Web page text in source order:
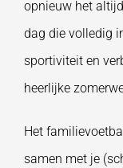
opnieuw het
dag die volledig
sportiviteit en
heerlijke
Het
samen met je